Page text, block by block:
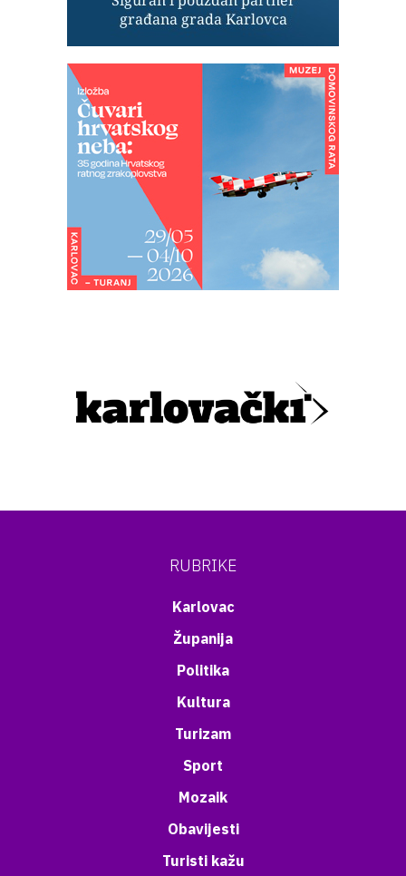
RUBRIKE
Karlovac
Županija
Politika
Kultura
Turizam
Sport
Mozaik
Obavijesti
Turisti kažu